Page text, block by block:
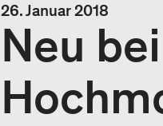
26. Januar 2018
Neu